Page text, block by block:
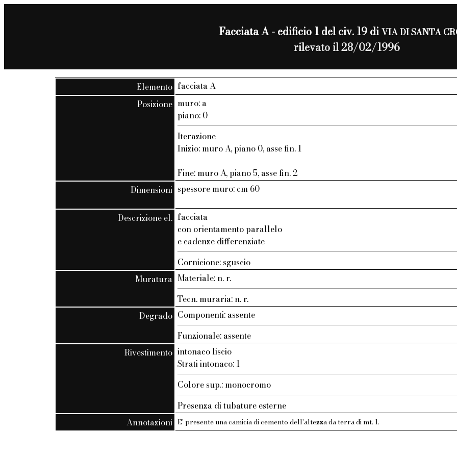
Facciata A - edificio 1 del civ. 19 diVIA DI SANTA
rilevato il 28/02/1996
Elemento facciata A
Posizione muro: a
piano: 0
Iterazione
Inizio: muro A, piano 0, asse fin. 1
Fine: muro A, piano 5, asse fin. 2
Dimensioni spessore muro: cm 60
Descrizione el. facciata
con orientamento parallelo
e cadenze differenziate
Cornicione: sguscio
Muratura Materiale: n. r.
Tecn. muraria: n. r.
Degrado Componenti: assente
Funzionale: assente
Rivestimento intonaco liscio
Strati intonaco: 1
Colore sup.: monocromo
Presenza di tubature esterne
Annotazioni E' presente una camicia di cemento dell'altezza da terra di mt. 1.